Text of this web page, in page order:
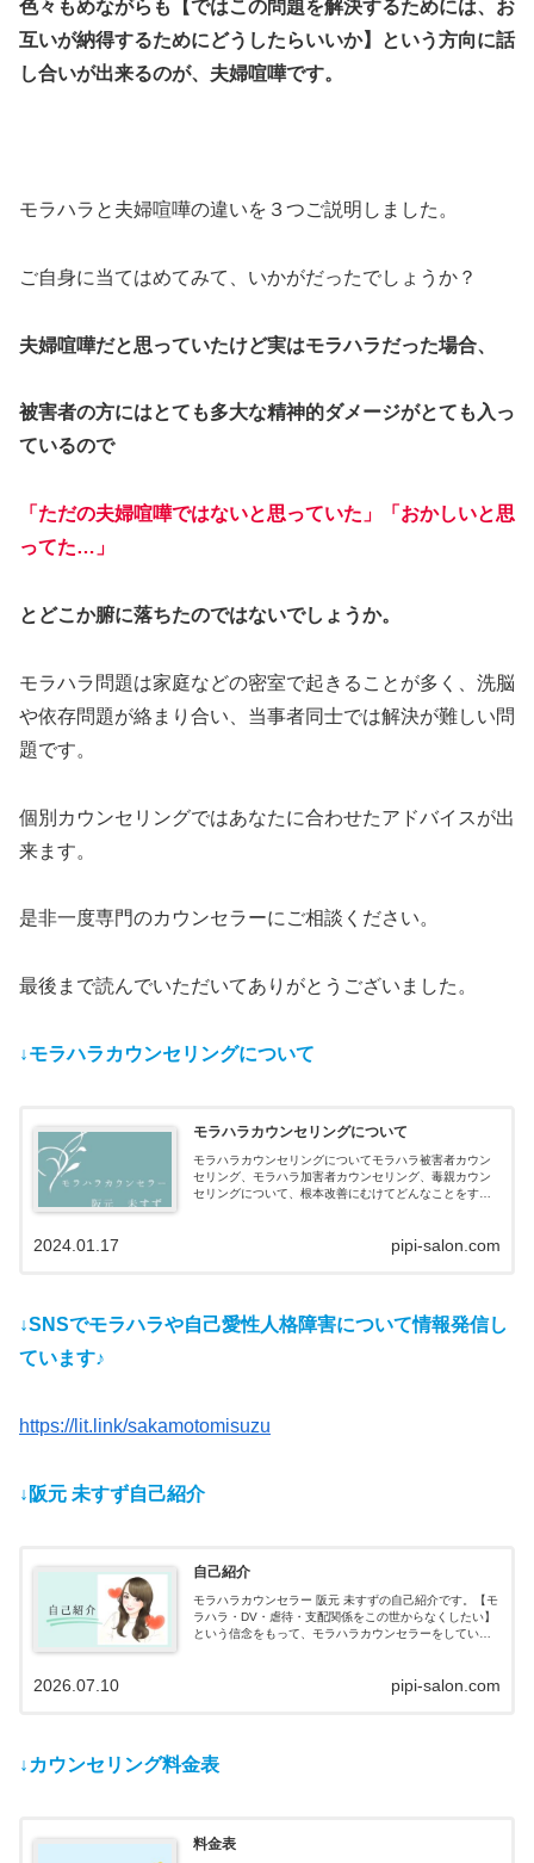
色々もめながらも【ではこの問題を解決するためには、お
互いが納得するためにどうしたらいいか】という方向に話
し合いが出来るのが、夫婦喧嘩です。
モラハラと夫婦喧嘩の違いを３つご説明しました。
ご自身に当てはめてみて、いかがだったでしょうか？
夫婦喧嘩だと思っていたけど実はモラハラだった場合、
被害者の方にはとても多大な精神的ダメージがとても入っ
ているので
「ただの夫婦喧嘩ではないと思っていた」「おかしいと思
ってた…」
とどこか腑に落ちたのではないでしょうか。
モラハラ問題は家庭などの密室で起きることが多く、洗脳
や依存問題が絡まり合い、当事者同士では解決が難しい問
題です。
個別カウンセリングではあなたに合わせたアドバイスが出
来ます。
是非一度専門のカウンセラーにご相談ください。
最後まで読んでいただいてありがとうございました。
↓モラハラカウンセリングについて
モラハラカウンセリングについて
モラハラカウンセリングについてモラハラ被害者カウン
セリング、モラハラ加害者カウンセリング、毒親カウン
セリングについて、根本改善にむけてどんなことをする
pipi-salon.com
2024.01.17
↓SNSでモラハラや自己愛性人格障害について情報発信し
ています♪
https://lit.link/sakamotomisuzu
↓阪元 未すず自己紹介
自己紹介
モラハラカウンセラー 阪元 未すずの自己紹介です。【モ
ラハラ・DV・虐待・支配関係をこの世からなくしたい】
という信念をもって、モラハラカウンセラーをしていま
pipi-salon.com
2026.07.10
↓カウンセリング料金表
料金表